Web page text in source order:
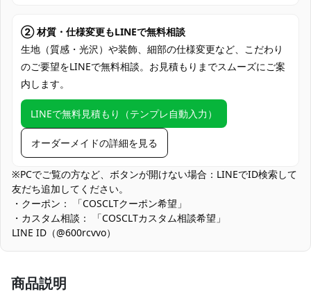
支払い方法
クレジットカード（VISA、Master、JCB、
Discover、AMERICAN EXPRESS）、
PayPal、銀行振込
使用場所
出演活動、治療、トレーニング
コスプレ対象
コスプレ愛好家、アニメや漫画、ゲームフ
ァン、出演者
収納方法
い物によっての破れを避けてください。
商品状態
新品未使用
② 材質・仕様変更もLINEで無料相談
生地（質感・光沢）や装飾、細部の仕様変更など、こだわり
のご要望をLINEで無料相談。お見積もりまでスムーズにご案
内します。
LINEで無料見積もり（テンプレ自動入力）
オーダーメイドの詳細を見る
※PCでご覧の方など、ボタンが開けない場合：LINEでID検索して
友だち追加してください。
・クーポン： 「COSCLTクーポン希望」
・カスタム相談： 「COSCLTカスタム相談希望」
LINE ID（@600rcvvo）
商品説明